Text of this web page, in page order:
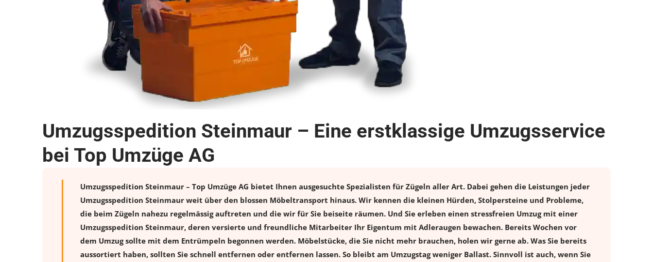
Umzugsspedition Steinmaur – Eine erstklassige Umzugsservice
bei Top Umzüge AG
Umzugsspedition Steinmaur – Top Umzüge AG bietet Ihnen ausgesuchte Spezialisten für Zügeln aller Art. Dabei gehen die Leistungen jeder
Umzugsspedition Steinmaur weit über den blossen Möbeltransport hinaus. Wir kennen die kleinen Hürden, Stolpersteine und Probleme,
die beim Zügeln nahezu regelmässig auftreten und die wir für Sie beiseite räumen. Und Sie erleben einen stressfreien Umzugmit einer
Umzugsspedition Steinmaur, deren versierte und freundliche Mitarbeiter Ihr Eigentum mit Adleraugen bewachen. Bereits Wochen vor
dem Umzug sollte mit dem Entrümpeln begonnen werden. Möbelstücke, die Sie nicht mehr brauchen, holen wir gerne ab. Was Sie bereits
aussortiert haben, sollten Sie schnell entfernen oder entfernen lassen. So bleibt am Umzugstag weniger Ballast. Sinnvoll ist auch, wenn Sie